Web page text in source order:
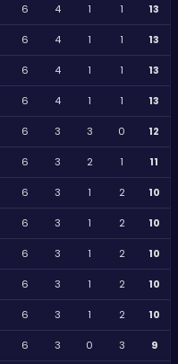
6 4 1 1 13
6 4 1 1 13
6 4 1 1 13
6 4 1 1 13
6 3 3 0 12
6 3 2 1 11
6 3 1 2 10
6 3 1 2 10
6 3 1 2 10
6 3 1 2 10
6 3 1 2 10
6 3 0 3 9